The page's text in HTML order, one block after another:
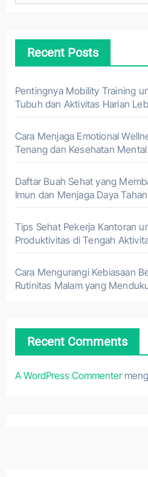
Recent Posts
Pentingnya Mobility Training
Tubuh dan Aktivitas Harian
Cara Menjaga Emotional
Tenang dan Kesehatan
Daftar Buah Sehat yang
Imun dan Menjaga Daya
Tips Sehat Pekerja Kantoran
Produktivitas di Tengah
Cara Mengurangi Kebiasaan
Rutinitas Malam yang
Recent Comments
A WordPress Commenter